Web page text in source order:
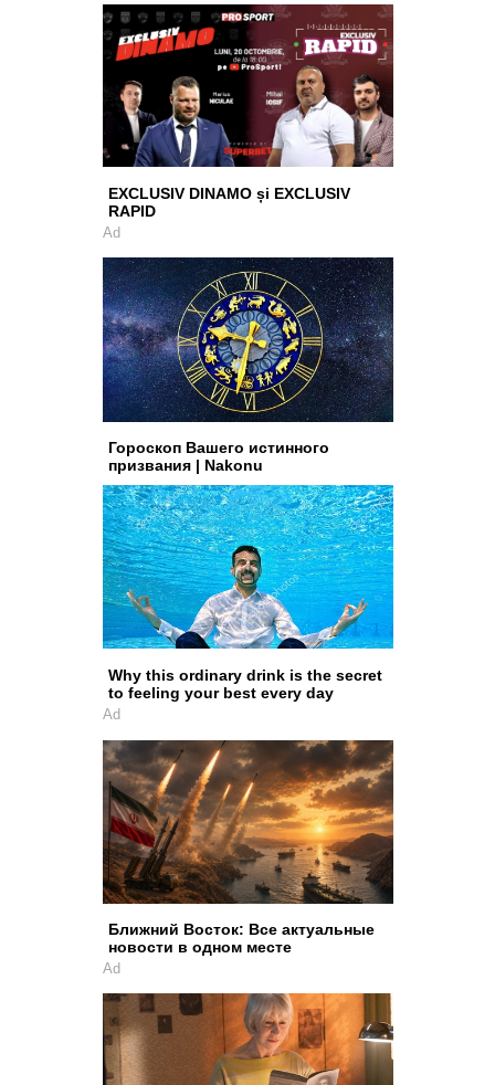
EXCLUSIV DINAMO și EXCLUSIV
RAPID
Ad
Гороскоп Вашего истинного
призвания | Nakonu
Why this ordinary drink is the secret
to feeling your best every day
Ad
Ближний Восток: Все актуальные
новости в одном месте
Ad